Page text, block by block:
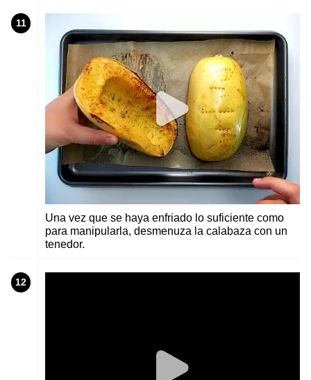
11
Una vez que se haya enfriado lo suficiente como
para manipularla, desmenuza la calabaza con un
tenedor.
12